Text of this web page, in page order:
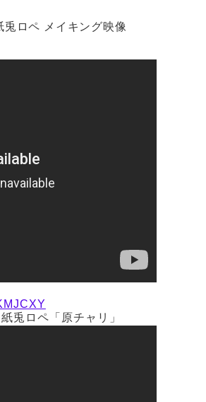
兎ロペ メイキング映像
兎ロペ「原チャリ」